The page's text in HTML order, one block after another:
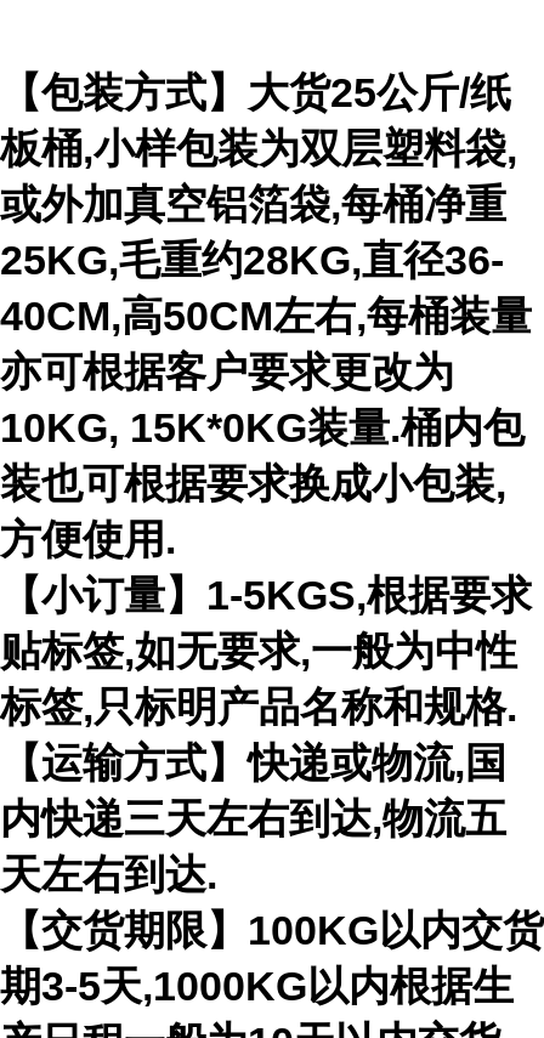
【包装方式】大货25公斤/纸
板桶,小样包装为双层塑料袋,
或外加真空铝箔袋,每桶净重
25KG,毛重约28KG,直径36-
40CM,高50CM左右,每桶装量
亦可根据客户要求更改为
10KG, 15K*0KG装量.桶内包
装也可根据要求换成小包装,
方便使用.
【小订量】1-5KGS,根据要求
贴标签,如无要求,一般为中性
标签,只标明产品名称和规格.
【运输方式】快递或物流,国
内快递三天左右到达,物流五
天左右到达.
【交货期限】100KG以内交货
期3-5天,1000KG以内根据生